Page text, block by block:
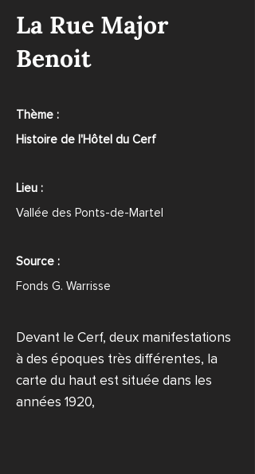
La Rue Major
Benoit
Thème :
Histoire de l'Hôtel du Cerf
Lieu :
Vallée des Ponts-de-Martel
Source :
Fonds G. Warrisse
Devant le Cerf, deux manifestations
à des époques très différentes, la
carte du haut est située dans les
années 1920,